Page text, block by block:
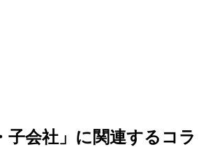
子会社」に関連するコラ